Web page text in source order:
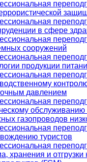
в сфере
сооружений
продукции
давлением
обслуживанию
газопроводов
туристов
хранения и отгрузки